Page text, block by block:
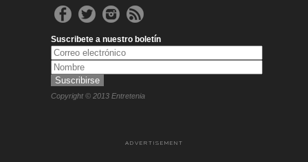
Suscribete a nuestro boletín
Copyright © 2013 Entretenia
ADVERTISEMENT